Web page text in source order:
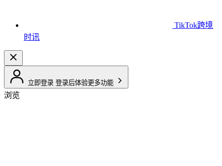
TikTok跨境
时讯
立即登录 登录后体验更多功能
浏览